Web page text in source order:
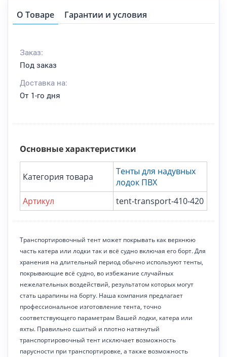
О Товаре Гарантии и условия
Заказ:
Под заказ
Доставка на:
От 1-го дня
Основные характеристики
Категория товара
Тенты для надувных
лодок ПВХ
Артикул
tent-transport-410-420
Транспортировочный тент может покрывать как верхнюю
часть катера или лодки так и всё судно включая его борт. Для
хранения на длительный период обычно используют тенты,
покрывающие всё судно, во избежание случайных
нежелательных воздействий, результатом которых могут
стать царапины на борту. Наша компания предлагает
профессиональное изготовление тента, точно
соответствующего параметрам Вашей лодки, катера или
яхты. Правильно сшитый и плотно натянутый
транспортировочный тент исключает возможность
парусности при транспортировке, а также возможность